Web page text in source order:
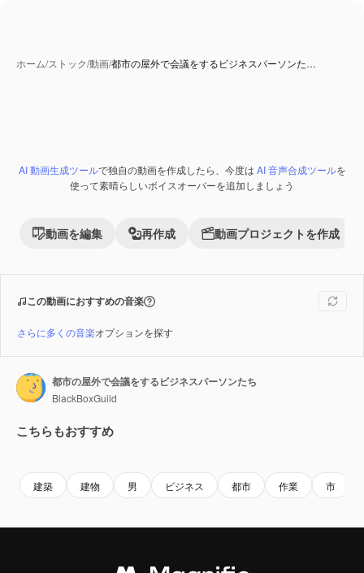
ホーム/ストック/動画/都市の屋外で会議をするビジネスパーソンた…
Premium
AI 動画生成ツールで独自の動画を作成したら、今度は AI 音声合成ツールを
使って素晴らしいボイスオーバーを追加しましょう
動画を編集 再作成 動画プロジェクトを作成
この動画におすすめの音楽
さらに多くの音楽オプションを探す
都市の屋外で会議をするビジネスパーソンたち
BlackBoxGuild
こちらもおすすめ
建築 建物 男 ビジネス 都市 作業 市